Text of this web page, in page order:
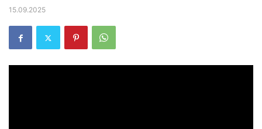
15.09.2025